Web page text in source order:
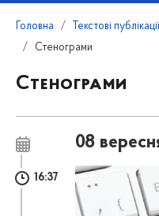
Головна Текстові публікації
Стенограми
Стенограми
08
16:37